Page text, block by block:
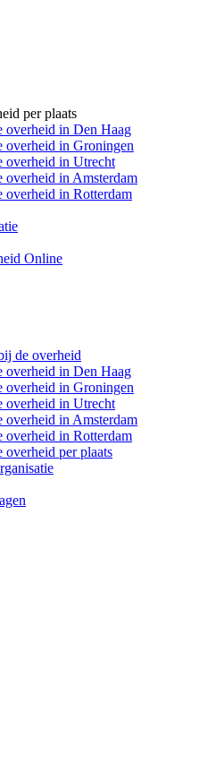
per plaats
overheid in Den Haag
overheid in Groningen
overheid in Utrecht
overheid in Amsterdam
overheid in Rotterdam
Online
de overheid
overheid in Den Haag
overheid in Groningen
overheid in Utrecht
overheid in Amsterdam
overheid in Rotterdam
overheid per plaats